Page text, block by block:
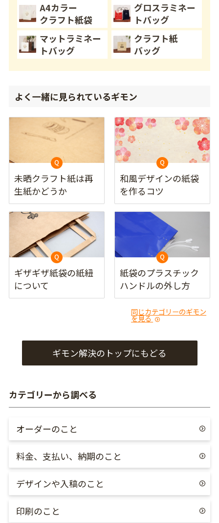
A4カラー
クラフト紙袋
グロスラミネー
トバッグ
マットラミネー
トバッグ
クラフト紙
バッグ
よく一緒に見られているギモン
未晒クラフト紙は再
生紙かどうか
和風デザインの紙袋
を作るコツ
ギザギザ紙袋の紙紐
について
紙袋のプラスチック
ハンドルの外し方
同じカテゴリーのギモン
を見る
ギモン解決のトップにもどる
カテゴリーから調べる
オーダーのこと
料金、支払い、納期のこと
デザインや入稿のこと
印刷のこと